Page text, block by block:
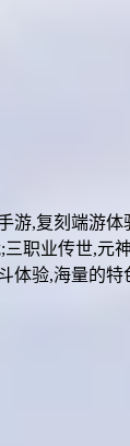
游,复刻端游
三职业传世,元
体验,海量的